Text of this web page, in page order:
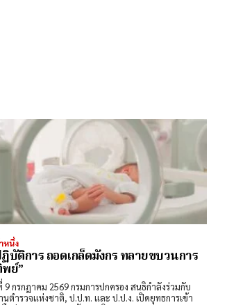
หนึ่ง
บัติการ ถอดเกล็ดมังกร ทลายขบวนการ
ย์”
9 กรกฎาคม 2569 กรมการปกครอง สนธิกำลังร่วมกับ
นตำรวจแห่งชาติ, ป.ป.ท. และ ป.ป.ง. เปิดยุทธการเข้า